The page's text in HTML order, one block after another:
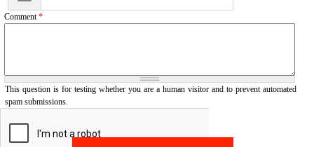
Comment*
This question is for testing whether you are a human visitor and to prevent automated
spam submissions.
m
a
m